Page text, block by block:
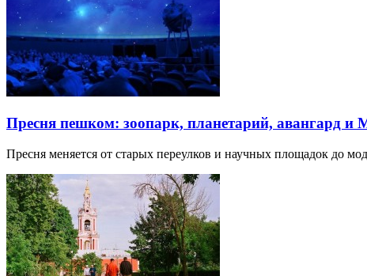
Пресня пешком: зоопарк, планетарий, авангард и
Пресня меняется от старых переулков и научных площадок до